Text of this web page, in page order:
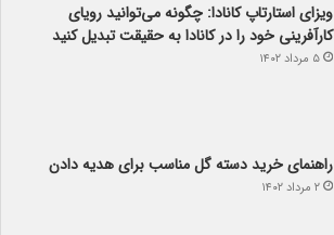
ویزای استارتاپ کانادا: چگونه می‌توانید رویای
کارآفرینی خود را در کانادا به حقیقت تبدیل کنید
۵ مرداد ۱۴۰۲
راهنمای خرید دسته گل مناسب برای هدیه دادن
۲ مرداد ۱۴۰۲